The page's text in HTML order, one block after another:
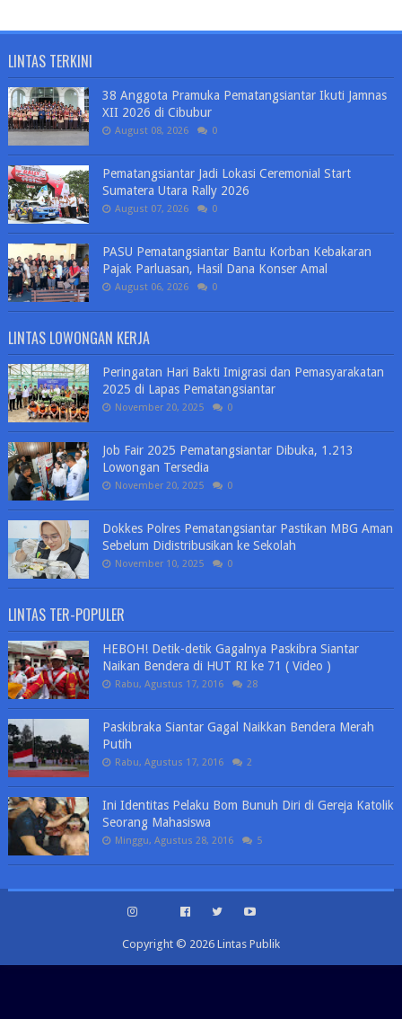
LINTAS TERKINI
38 Anggota Pramuka Pematangsiantar Ikuti Jamnas
XII 2026 di Cibubur
August 08, 2026 0
Pematangsiantar Jadi Lokasi Ceremonial Start
Sumatera Utara Rally 2026
August 07, 2026 0
PASU Pematangsiantar Bantu Korban Kebakaran
Pajak Parluasan, Hasil Dana Konser Amal
August 06, 2026 0
LINTAS LOWONGAN KERJA
Peringatan Hari Bakti Imigrasi dan Pemasyarakatan
2025 di Lapas Pematangsiantar
November 20, 2025 0
Job Fair 2025 Pematangsiantar Dibuka, 1.213
Lowongan Tersedia
November 20, 2025 0
Dokkes Polres Pematangsiantar Pastikan MBG Aman
Sebelum Didistribusikan ke Sekolah
November 10, 2025 0
LINTAS TER-POPULER
HEBOH! Detik-detik Gagalnya Paskibra Siantar
Naikan Bendera di HUT RI ke 71 ( Video )
Rabu, Agustus 17, 2016 28
Paskibraka Siantar Gagal Naikkan Bendera Merah
Putih
Rabu, Agustus 17, 2016 2
Ini Identitas Pelaku Bom Bunuh Diri di Gereja Katolik
Seorang Mahasiswa
Minggu, Agustus 28, 2016 5
Copyright © 2026 Lintas Publik